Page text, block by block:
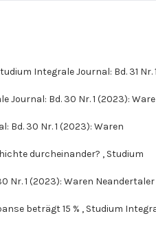
Integrale Journal: Bd. 31 Nr. 1
Journal: Bd. 30 Nr. 1 (2023):
Bd. 30 Nr. 1 (2023): Waren
durcheinander? , Studium
Nr. 1 (2023): Waren Neandertaler
beträgt 15 % , Studium